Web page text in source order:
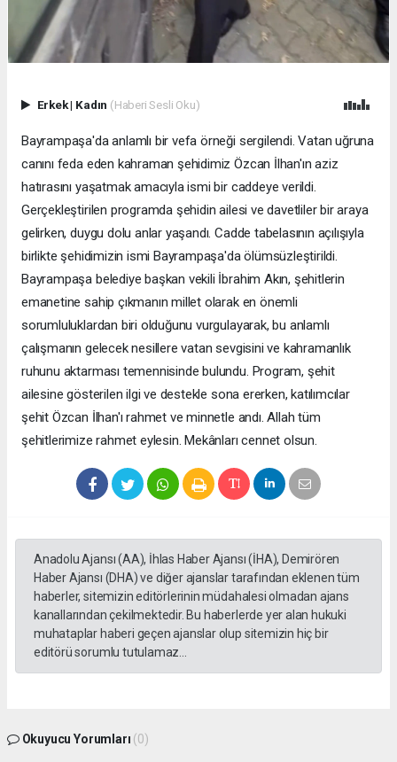
Erkek| Kadın (Haberi Sesli Oku)
Bayrampaşa'da anlamlı bir vefa örneği sergilendi. Vatan uğruna
canını feda eden kahraman şehidimiz Özcan İlhan'ın aziz
hatırasını yaşatmak amacıyla ismi bir caddeye verildi.
Gerçekleştirilen programda şehidin ailesi ve davetliler bir araya
gelirken, duygu dolu anlar yaşandı. Cadde tabelasının açılışıyla
birlikte şehidimizin ismi Bayrampaşa'da ölümsüzleştirildi.
Bayrampaşa belediye başkan vekili İbrahim Akın, şehitlerin
emanetine sahip çıkmanın millet olarak en önemli
sorumluluklardan biri olduğunu vurgulayarak, bu anlamlı
çalışmanın gelecek nesillere vatan sevgisini ve kahramanlık
ruhunu aktarması temennisinde bulundu. Program, şehit
ailesine gösterilen ilgi ve destekle sona ererken, katılımcılar
şehit Özcan İlhan'ı rahmet ve minnetle andı. Allah tüm
şehitlerimize rahmet eylesin. Mekânları cennet olsun.
Anadolu Ajansı (AA), İhlas Haber Ajansı (İHA), Demirören
Haber Ajansı (DHA) ve diğer ajanslar tarafından eklenen tüm
haberler, sitemizin editörlerinin müdahalesi olmadan ajans
kanallarından çekilmektedir. Bu haberlerde yer alan hukuki
muhataplar haberi geçen ajanslar olup sitemizin hiç bir
editörü sorumlu tutulamaz...
Okuyucu Yorumları (0)